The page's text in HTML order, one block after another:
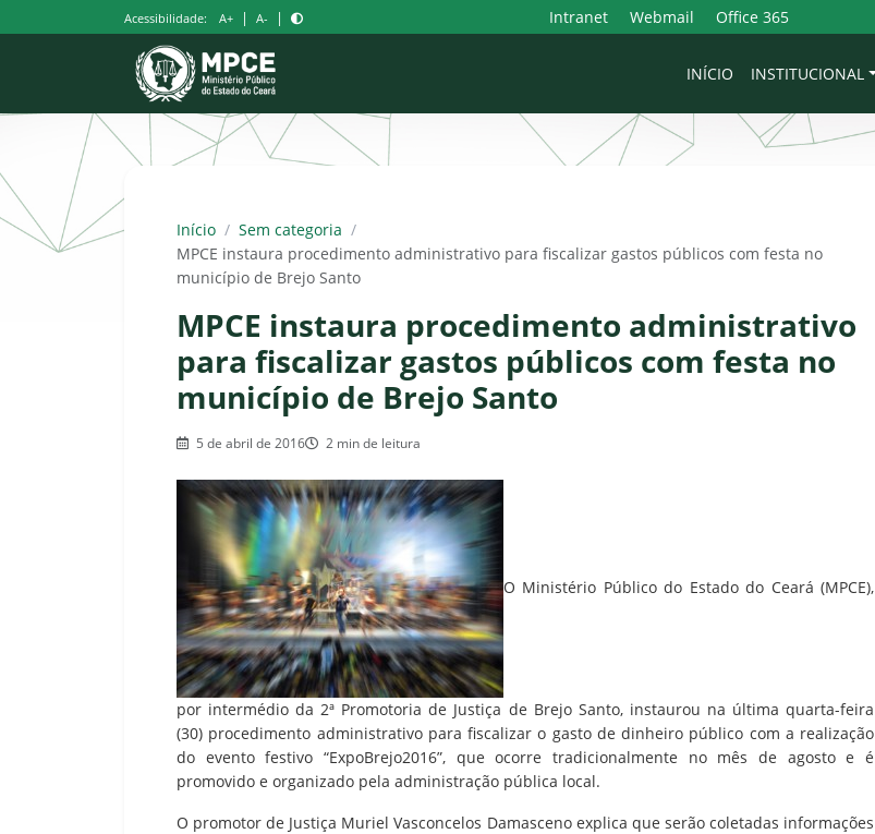
para
Acessibilidade: A+ | A- | Intranet Webmail Office 365
INÍCIO INSTITUCIONAL
Início / Sem categoria /
MPCE instaura procedimento administrativo para fiscalizar gastos públicos com festa no
município de Brejo Santo
MPCE instaura procedimento administrativo
para fiscalizar gastos públicos com festa no
município de Brejo Santo
5 de abril de 2016 2 min de leitura
O Ministério Público do Estado do Ceará (MPCE),
por intermédio da 2ª Promotoria de Justiça de Brejo Santo, instaurou na última quarta-feira
(30) procedimento administrativo para fiscalizar o gasto de dinheiro público com a realização
do evento festivo “ExpoBrejo2016”, que ocorre tradicionalmente no mês de agosto e é
promovido e organizado pela administração pública local.
O promotor de Justiça Muriel Vasconcelos Damasceno explica que serão coletadas informações